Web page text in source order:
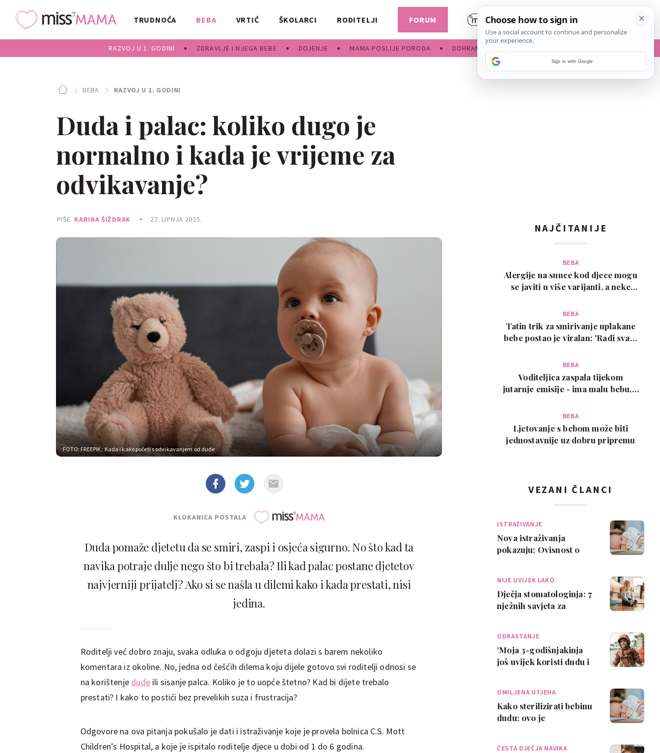
TRUDNOĆA BEBA
RAZVOJ U 1. GODINI ZDRAVLJE I NJEGA BEBE DOJENJE MAMA POSLIJE PORODA DOHRANA
VRTIĆ ŠKOLARCI RODITELJI FORUM
BEBA RAZVOJ U 1. GODINI
Duda i palac: koliko dugo je
normalno i kada je vrijeme za
odvikavanje?
PIŠE KARINA ŠIŽDRAK 27. LIPNJA 2025.
FOTO: FREEPIK ; Kada i kako početi s odvikavanjem od dude
KLOKANICA POSTALA
Duda pomaže djetetu da se smiri, zaspi i osjeća sigurno. No što kad ta
navika potraje dulje nego što bi trebala? Ili kad palac postane djetetov
najvjerniji prijatelj? Ako si se našla u dilemi kako i kada prestati, nisi
jedina.
Roditelji već dobro znaju, svaka odluka o odgoju djeteta dolazi s barem nekoliko
komentara iz okoline. No, jedna od češćih dilema koju dijele gotovo svi roditelji odnosi se
na korištenje dudeili sisanje palca. Koliko je to uopće štetno? Kad bi dijete trebalo
prestati? I kako to postići bez prevelikih suza i frustracija?
Odgovore na ova pitanja pokušalo je dati i istraživanje koje je provela bolnica C.S. Mott
Children’s Hospital, a koje je ispitalo roditelje djece u dobi od 1 do 6 godina.
NAJČITANIJE
BEBA
Alergije na sunce kod djece mogu
se javiti u više varijanti, a neke
BEBA
Tatin trik za smirivanje uplakane
bebe postao je viralan: 'Radi svaki
BEBA
Voditeljica zaspala tijekom
jutarnje emisije - ima malu bebu, a
BEBA
Ljetovanje s bebom može biti
jednostavnije uz dobru pripremu
VEZANI ČLANCI
ISTRAŽIVANJE
Nova istraživanja
pokazuju: Ovisnost o
NIJE UVIJEK LAKO
Dječja stomatologinja: 7
nježnih savjeta za
ODRASTANJE
'Moja 3-godišnjakinja
još uvijek koristi dudu i
OMILJENA UTJEHA
Kako sterilizirati bebinu
dudu: ovo je
ČESTA DJEČJA NAVIKA
Sign in with Google